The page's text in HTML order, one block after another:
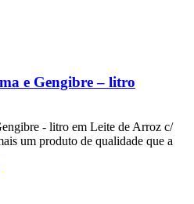
e Gengibre – litro
- litro em Leite de Arroz c/
um produto de qualidade que a